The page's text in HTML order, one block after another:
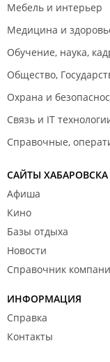
Мебель и интерьер
Медицина и
Обучение, наука,
Общество,
Охрана и
Связь и IT
Справочные,
САЙТЫ ХАБАРОВСКА
Афиша
Кино
Базы отдыха
Новости
Справочник
ИНФОРМАЦИЯ
Справка
Контакты